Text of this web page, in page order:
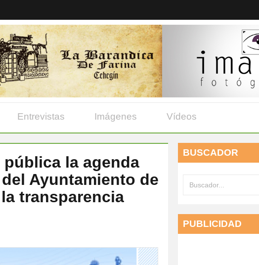
Entrevistas Imágenes Vídeos
la agenda
Ayuntamiento de
transparencia
BUSCADOR
PUBLICIDAD